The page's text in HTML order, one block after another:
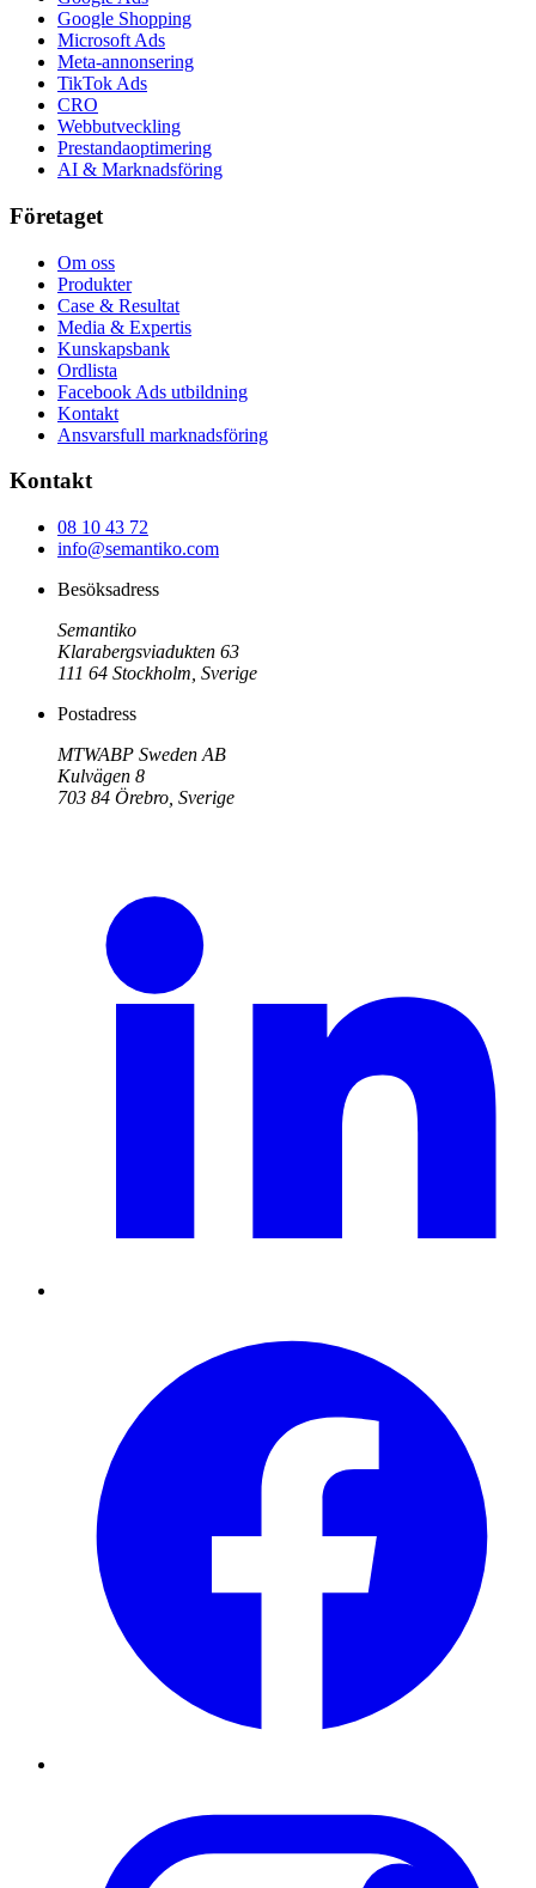
Google Shopping
Microsoft Ads
Meta-annonsering
TikTok Ads
CRO
Webbutveckling
Prestandaoptimering
AI & Marknadsföring
Företaget
Om oss
Produkter
Case & Resultat
Media & Expertis
Kunskapsbank
Ordlista
Facebook Ads utbildning
Kontakt
Ansvarsfull marknadsföring
Kontakt
08 10 43 72
info@semantiko.com
Besöksadress
Semantiko
Klarabergsviadukten 63
111 64 Stockholm Sverige
Postadress
MTWABP Sweden AB
Kulvägen 8
703 84 Örebro Sverige